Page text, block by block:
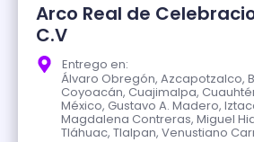
Arco Real de
C.V
Entrego en:
Álvaro Obregón, Azcapotzalco,
Coyoacán, Cuajimalpa,
México, Gustavo A. Madero,
Magdalena Contreras, Miguel
Tláhuac, Tlalpan, Venustiano